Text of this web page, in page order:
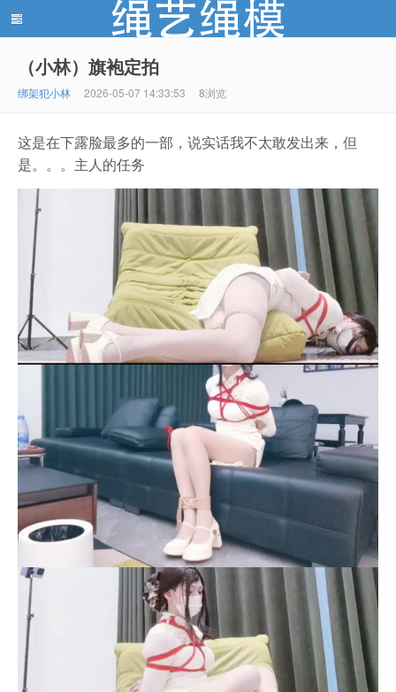
绳艺绳模(shengyishengmo.com) - 绳艺工作室 - 绳艺
模特 - 绳艺工作室 - 绳模推荐网站！
（小林）旗袍定拍
绑架犯小林 2026-05-07 14:33:53 8浏览
这是在下露脸最多的一部，说实话我不太敢发出来，但
是。。。主人的任务